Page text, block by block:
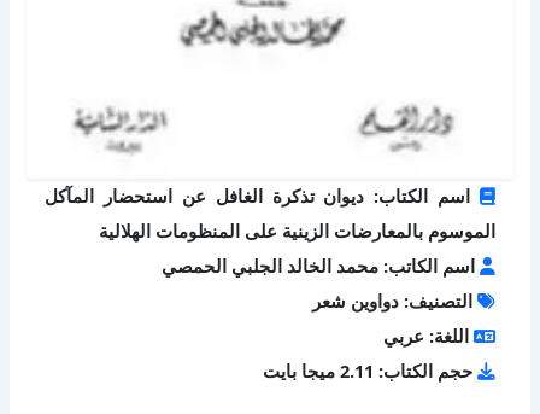
اسم الكتاب: ديوان تذكرة الغافل عن استحضار المآكل
الموسوم بالمعارضات الزينية على المنظومات الهلالية
اسم الكاتب: محمد الخالد الجلبي الحمصي
التصنيف: دواوين شعر
اللغة: عربي
حجم الكتاب: 2.11 ميجا بايت